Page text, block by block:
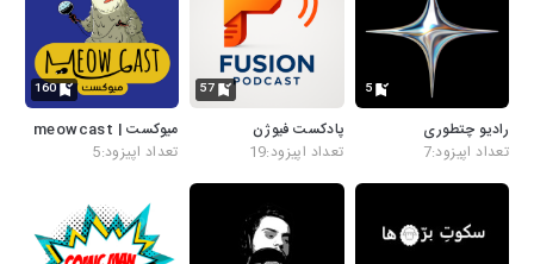
5
رادیو چتطوری
تعداد اپیزود:7
57
پادکست فیوژن
تعداد اپیزود:19
160
میوکست | meowcast
تعداد اپیزود:5